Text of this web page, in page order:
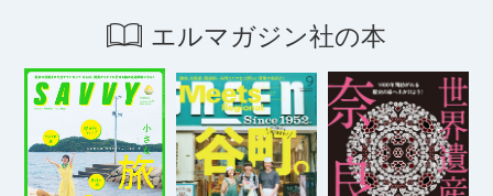
エルマガジン社の本